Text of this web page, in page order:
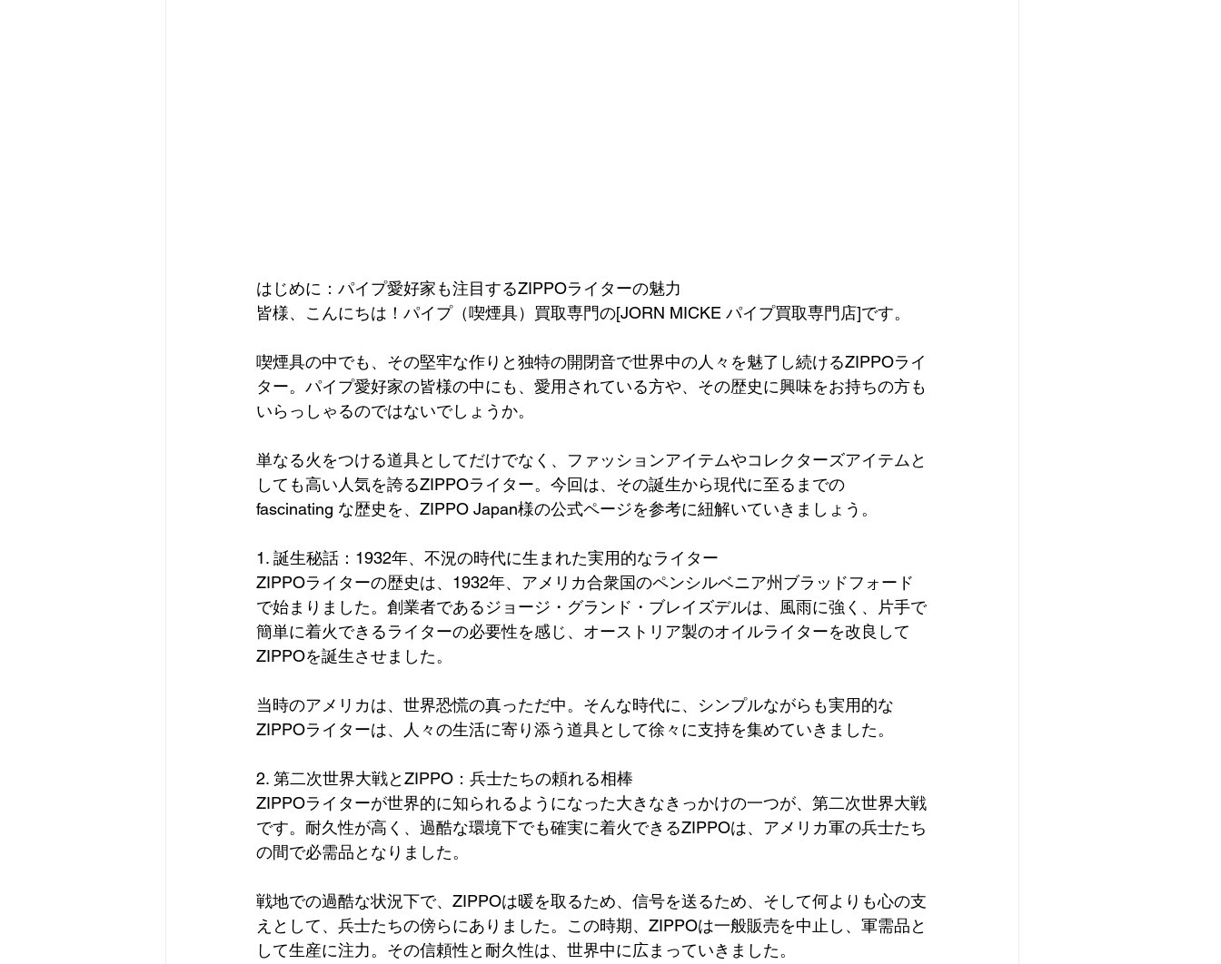
はじめに：パイプ愛好家も注目するZIPPOライターの魅力
皆様、こんにちは！パイプ（喫煙具）買取専門の[JORN MICKE パイプ買取専門店]です。
喫煙具の中でも、その堅牢な作りと独特の開閉音で世界中の人々を魅了し続けるZIPPOライ
ター。パイプ愛好家の皆様の中にも、愛用されている方や、その歴史に興味をお持ちの方も
いらっしゃるのではないでしょうか。
単なる火をつける道具としてだけでなく、ファッションアイテムやコレクターズアイテムと
しても高い人気を誇るZIPPOライター。今回は、その誕生から現代に至るまでの
fascinating な歴史を、ZIPPO Japan様の公式ページを参考に紐解いていきましょう。
1. 誕生秘話：1932年、不況の時代に生まれた実用的なライター
ZIPPOライターの歴史は、1932年、アメリカ合衆国のペンシルベニア州ブラッドフォード
で始まりました。創業者であるジョージ・グランド・ブレイズデルは、風雨に強く、片手で
簡単に着火できるライターの必要性を感じ、オーストリア製のオイルライターを改良して
ZIPPOを誕生させました。
当時のアメリカは、世界恐慌の真っただ中。そんな時代に、シンプルながらも実用的な
ZIPPOライターは、人々の生活に寄り添う道具として徐々に支持を集めていきました。
2. 第二次世界大戦とZIPPO：兵士たちの頼れる相棒
ZIPPOライターが世界的に知られるようになった大きなきっかけの一つが、第二次世界大戦
です。耐久性が高く、過酷な環境下でも確実に着火できるZIPPOは、アメリカ軍の兵士たち
の間で必需品となりました。
戦地での過酷な状況下で、ZIPPOは暖を取るため、信号を送るため、そして何よりも心の支
えとして、兵士たちの傍らにありました。この時期、ZIPPOは一般販売を中止し、軍需品と
して生産に注力。その信頼性と耐久性は、世界中に広まっていきました。